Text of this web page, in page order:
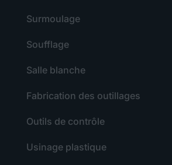
Surmoulage
Soufflage
Salle blanche
Fabrication des outillages
Outils de contrôle
Usinage plastique